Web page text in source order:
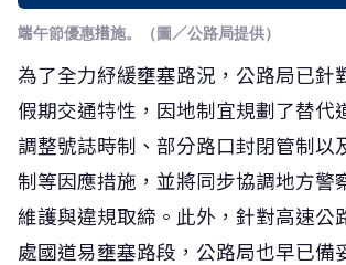
端午節優惠措施。（圖／公路局提供）
為了全力紓緩壅塞路況，公路局已針
假期交通特性，因地制宜規劃了替代
調整號誌時制、部分路口封閉管制以
制等因應措施，並將同步協調地方警
維護與違規取締。此外，針對高速公
處國道易壅塞路段，公路局也早已備